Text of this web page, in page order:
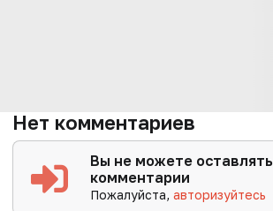
Нет комментариев
Вы не можете оставлять
комментарии
Пожалуйста,авторизуйтесь